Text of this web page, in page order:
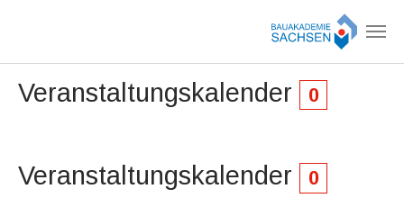
Veranstaltungskalender 0
Veranstaltungskalender 0